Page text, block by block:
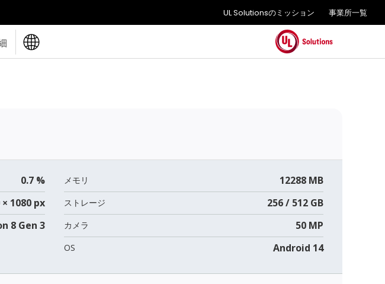
UL Solutionsのミッション 事業所一覧
0.7 %
1080 px
8 Gen 3
メモリ 12288 MB
ストレージ 256 / 512 GB
カメラ 50 MP
OS Android 14